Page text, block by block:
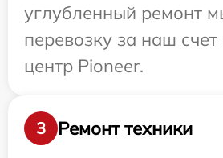
углубленный ремонт
перевозку за наш
центр Pioneer.
3
Ремонт техники